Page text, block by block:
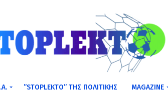
”STOPLEKTO” ΤΗΣ ΠΟΛΙΤΙΚΗΣ MAGAZINE